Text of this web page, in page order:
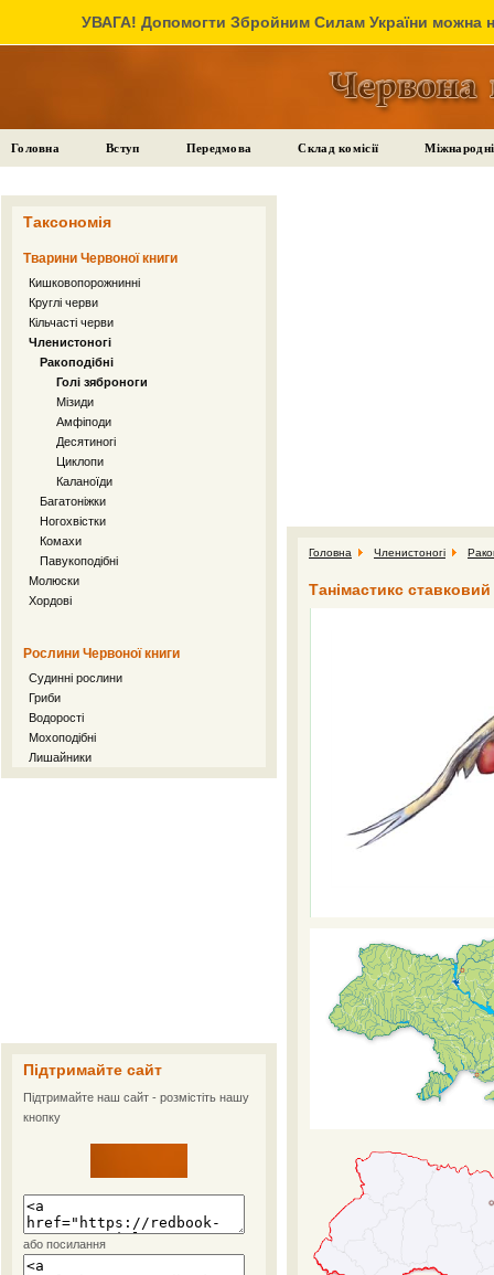
УВАГА! Допомогти Збройним Силам України можна
Головна Вступ Передмова Склад комісії
Таксономія
Тварини Червоної книги
Кишковопорожнинні
Круглі черви
Кільчасті черви
Членистоногі
Ракоподібні
Голі зяброноги
Мізиди
Амфіподи
Десятиногі
Циклопи
Каланоїди
Багатоніжки
Ногохвістки
Комахи
Павукоподібні
Молюски
Хордові
Рослини Червоної книги
Судинні рослини
Гриби
Водорості
Мохоподібні
Лишайники
Підтримайте сайт
Підтримайте наш сайт - розмістіть нашу
кнопку
або посилання
Головна Членистоногі
Танімастикс